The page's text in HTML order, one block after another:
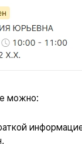
можно: